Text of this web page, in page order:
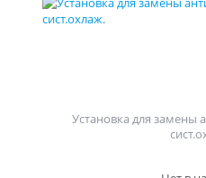
Установка для замены